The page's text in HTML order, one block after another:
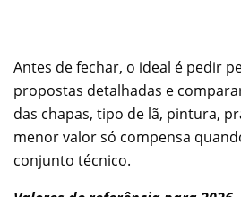
Antes de fechar, o ideal é pedir
propostas detalhadas e
das chapas, tipo de lã, pintura,
menor valor só compensa
conjunto técnico.